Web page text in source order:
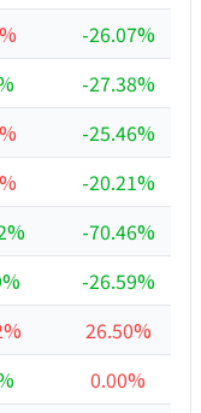
-26.07%
-27.38%
-25.46%
-20.21%
-70.46%
-26.59%
26.50%
0.00%